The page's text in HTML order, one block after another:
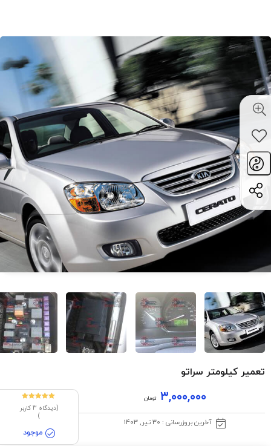
تعمیر کیلومتر سراتو
۳,۰۰۰,۰۰۰ تومان
آخرین بروزرسانی : 30 تیر, 1403
امتیازدهی
5.00 از 5 در
امتیازدهی
(دیدگاه 3 کاربر
)
موجود